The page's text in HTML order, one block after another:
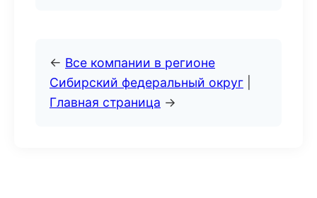
← Все компании в регионе
Сибирский федеральный округ
Главная страница →